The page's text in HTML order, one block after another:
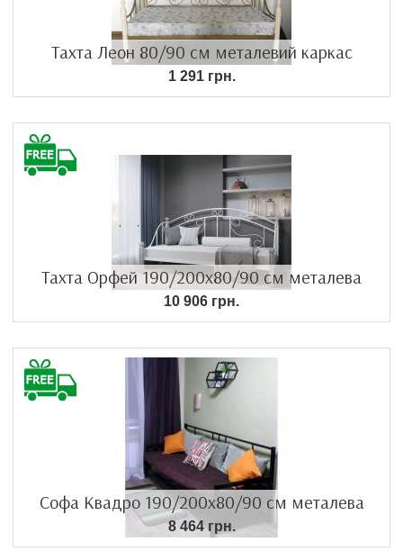
Тахта Леон 80/90 см металевий каркас
1 291 грн.
Тахта Орфей 190/200х80/90 см металева
10 906 грн.
Софа Квадро 190/200х80/90 см металева
8 464 грн.